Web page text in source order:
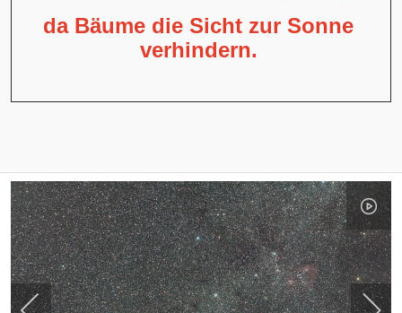
da Bäume die Sicht zur Sonne
verhindern.